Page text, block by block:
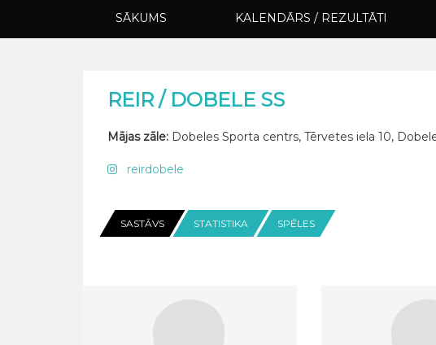
SĀKUMS KALENDĀRS / REZULTĀTI
REIR / DOBELE SS
Mājas zāle: Dobeles Sporta centrs, Tērvetes iela 10,
reirdobele
SASTĀVS STATISTIKA SPĒLES